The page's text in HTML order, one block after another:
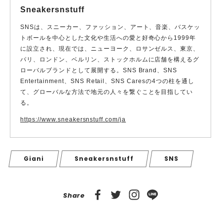
Sneakersnstuff
SNSは、スニーカー、ファッション、アート、音楽、バスケッ
トボールを中心とした文化や生活への愛と好奇心から1999年
に設立され、現在では、ニューヨーク、ロサンゼルス、東京、
パリ、ロンドン、ベルリン、ストックホルムに店舗を構えるグ
ローバルブランドとして展開する。SNS Brand、SNS
Entertainment、SNS Retail、SNS Caresの4つの柱を通し
て、グローバルな方法で地元の人々を繋ぐことを目指してい
る。
https://www.sneakersnstuff.com/ja
Giani Sneakersnstuff SNS
Share